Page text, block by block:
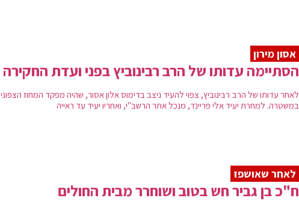
אסון מירון
הסתיימה עדותו של הרב רבינוביץ בפני ועדת החקירה
לאחר עדותו של הרב רבינוביץ, צפוי להעיד ניצב בדימוס אלון אסור, שהיה מפקד המחוז הצפוני
במשטרה. למחרת יעיד אלי פריינד, מנכל אתר הרשב"י, ואחריו יעיד עד ראייה
לאחר שאושפז
ח"כ בן גביר חש בטוב ושוחרר מבית החולים